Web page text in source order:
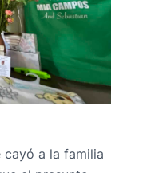
cayó a la familia